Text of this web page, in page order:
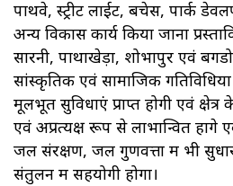
पाथवे, स्ट्रीट लाईट, बेंचेस, पार्क
अन्य विकास कार्य किया जाना
सारनी, पाथाखेड़ा, शोभापुर एवं
सांस्कृतिक एवं सामाजिक
मूलभूत सुविधाएं प्राप्त होगी एवं क्षेत्र
एवं अप्रत्यक्ष रूप से लाभान्वित होंगे
जल संरक्षण, जल गुणवत्ता में भी
संतुलन में सहयोगी होगा।